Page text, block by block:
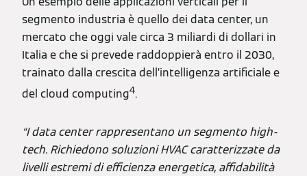
segmento industria è quello dei data center, un
mercato che oggi vale circa 3 miliardi di dollari in
Italia e che si prevede raddoppierà entro il 2030,
trainato dalla crescita dell’intelligenza artificiale e
del cloud computing4.
“I data center rappresentano un segmento high-
tech. Richiedono soluzioni HVAC caratterizzate da
livelli estremi di efficienza energetica, affidabilità